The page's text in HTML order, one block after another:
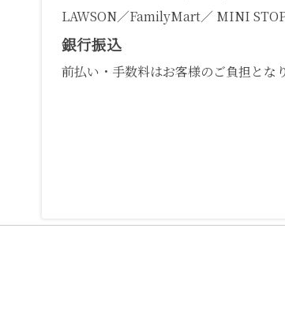
LAWSON／FamilyMart／ MINI
銀行振込
前払い・手数料はお客様のご負担となり